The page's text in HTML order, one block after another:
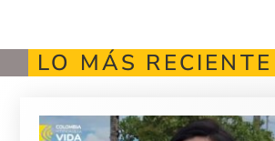
LO MÁS RECIENTE